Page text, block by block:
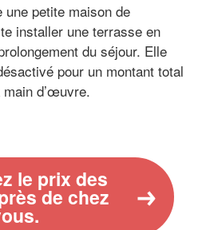
une petite maison de
installer une terrasse en
du séjour. Elle
pour un montant total
d’œuvre.
le prix des
de chez